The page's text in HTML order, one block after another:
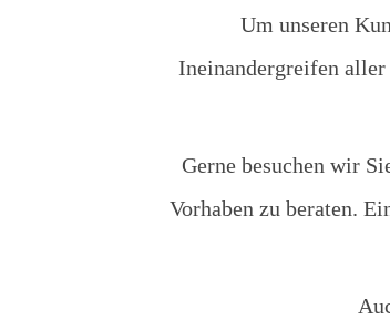
Um unseren
Ineinandergreifen aller
Gerne besuchen wir
Vorhaben zu beraten.